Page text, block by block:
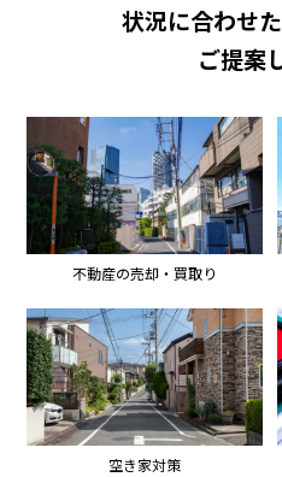
状況に合わせ
ご提案
不動産の売却・買取り
空き家対策